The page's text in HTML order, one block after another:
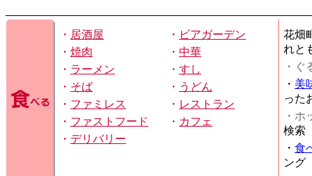
・ 居酒屋 ・ ビアガーデン
・ 焼肉 ・ 中華
・ ラーメン ・ すし
・ そば ・ うどん
・ ファミレス ・ レストラン
・ ファストフード ・ カフェ
・ デリバリー
花畑
れと
・ぐ
・ 美
った
・ホ
検索
・ 食
ング